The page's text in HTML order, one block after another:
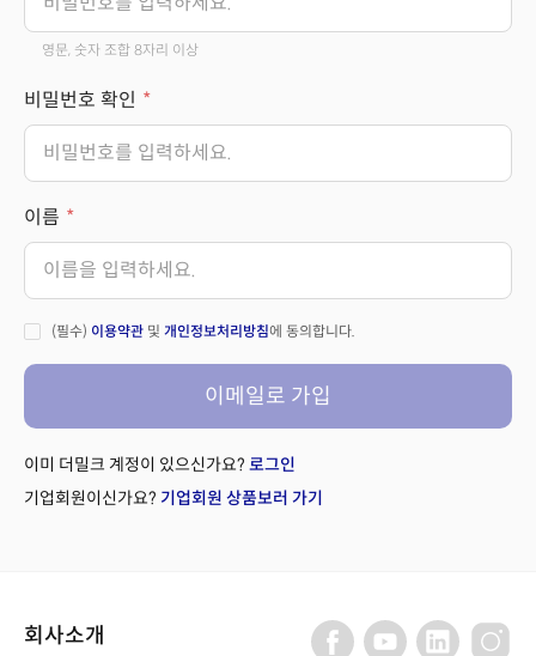
영문, 숫자 조합 8자리 이상
비밀번호 확인
이름
(필수) 이용약관 및 개인정보처리방침에 동의합니다.
이메일로 가입
이미 더밀크 계정이 있으신가요? 로그인
기업회원이신가요? 기업회원 상품보러 가기
회사소개